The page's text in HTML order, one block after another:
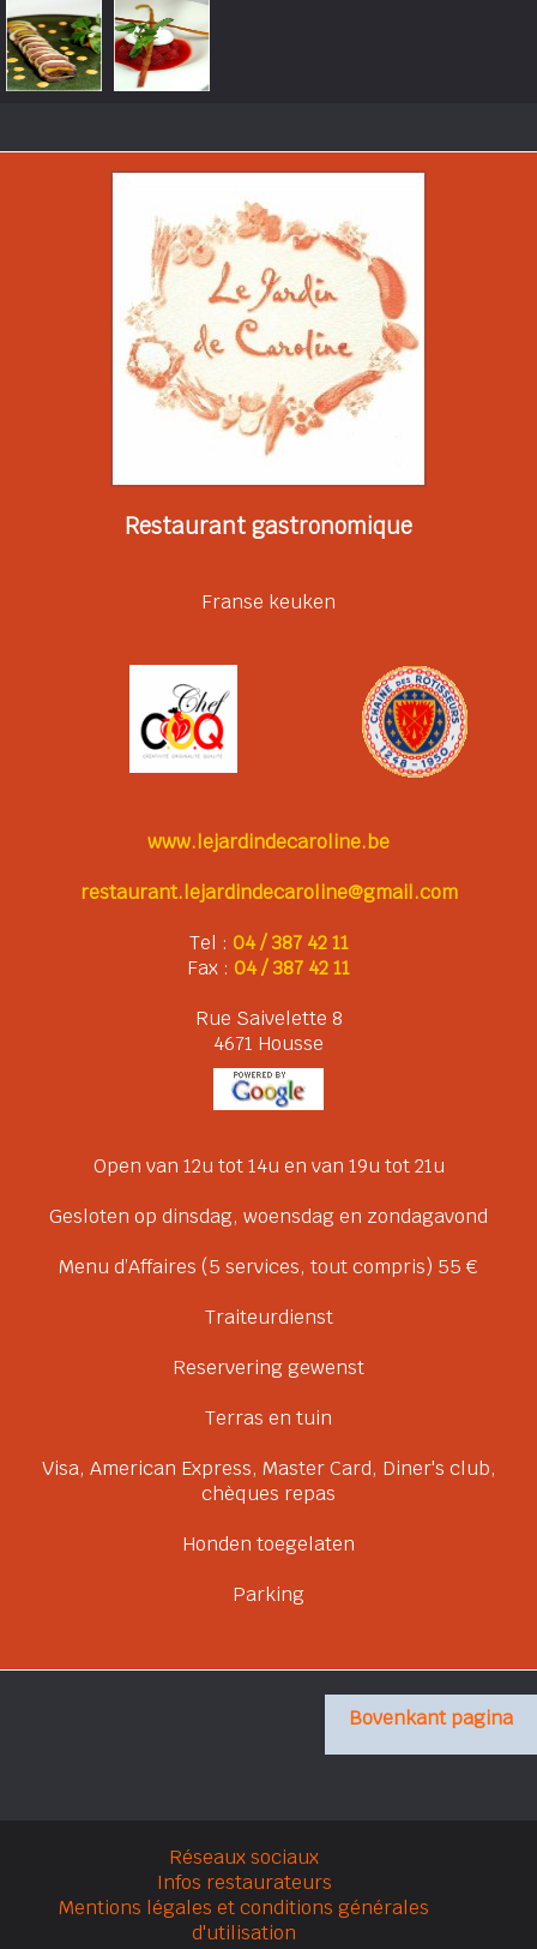
Restaurant gastronomique
Franse keuken
www.lejardindecaroline.be
restaurant.lejardindecaroline@gmail.com
Tel : 04 / 387 42 11
Fax : 04 / 387 42 11
Rue Saivelette 8
4671 Housse
Open van 12u tot 14u en van 19u tot 21u
Gesloten op dinsdag, woensdag en zondagavond
Menu d’Affaires (5 services, tout compris) 55 €
Traiteurdienst
Reservering gewenst
Terras en tuin
Visa, American Express, Master Card, Diner's club,
chèques repas
Honden toegelaten
Parking
Bovenkant pagina
Réseaux sociaux
Infos restaurateurs
Mentions légales et conditions générales
d'utilisation